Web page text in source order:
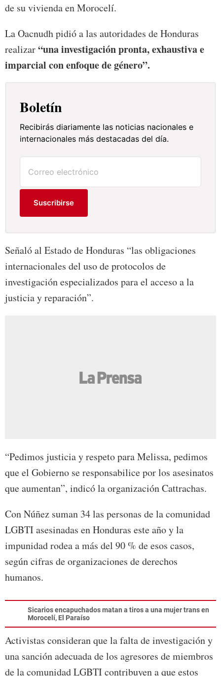
de su vivienda en Morocelí.
La Oacnudh pidió a las autoridades de Honduras
realizar“una investigación pronta, exhaustiva e
imparcial con enfoque de género”.
Boletín
Recibirás diariamente las noticias nacionales e
internacionales más destacadas del día.
Suscribirse
Señaló al Estado de Honduras “las obligaciones
internacionales del uso de protocolos de
investigación especializados para el acceso a la
justicia y reparación”.
“Pedimos justicia y respeto para Melissa, pedimos
que el Gobierno se responsabilice por los asesinatos
que aumentan”, indicó la organización Cattrachas.
Con Núñez suman 34 las personas de la comunidad
LGBTI asesinadas en Honduras este año y la
impunidad rodea a más del 90 % de esos casos,
según cifras de organizaciones de derechos
humanos.
Sicarios encapuchados matan a tiros a una mujer trans en
Morocelí, El Paraíso
Activistas consideran que la falta de investigación y
una sanción adecuada de los agresores de miembros
de la comunidad LGBTI contribuyen a que estos